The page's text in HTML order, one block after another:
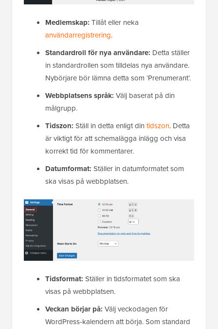
Medlemskap: Tillåt eller neka
användarregistrering.
Standardroll för nya användare: Detta ställer
in standardrollen som tilldelas nya användare.
Nybörjare bör lämna detta som ‘Prenumerant’.
Webbplatsens språk: Välj baserat på din
målgrupp.
Tidszon: Ställ in detta enligt din tidszon. Detta
är viktigt för att schemalägga inlägg och visa
korrekt tid för kommentarer.
Datumformat: Ställer in datumformatet som
ska visas på webbplatsen.
Tidsformat: Ställer in tidsformatet som ska
visas på webbplatsen.
Veckan börjar på: Välj veckodagen för
WordPress-kalendern att börja. Som standard